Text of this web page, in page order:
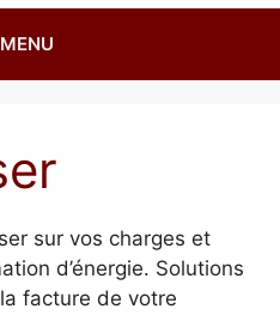
MENU
sur vos charges et
d’énergie. Solutions
facture de votre